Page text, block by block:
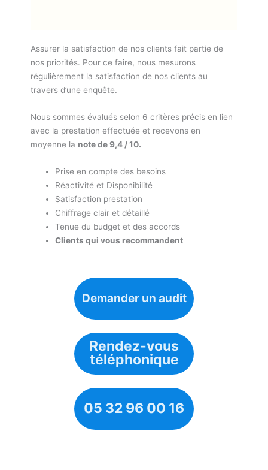
Assurer la satisfaction de nos clients fait partie de
nos priorités. Pour ce faire, nous mesurons
régulièrement la satisfaction de nos clients au
travers d’une enquête.
Nous sommes évalués selon 6 critères précis en lien
avec la prestation effectuée et recevons en
moyenne la note de 9,4 / 10.
Prise en compte des besoins
Réactivité et Disponibilité
Satisfaction prestation
Chiffrage clair et détaillé
Tenue du budget et des accords
Clients qui vous recommandent
Demander un audit
Rendez-vous
téléphonique
05 32 96 00 16